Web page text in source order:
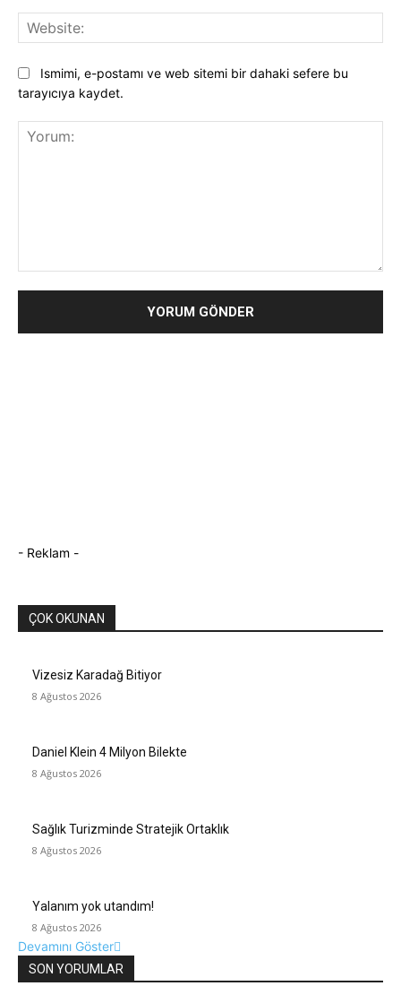
Ismimi, e-postamı ve web sitemi bir dahaki sefere bu
tarayıcıya kaydet.
- Reklam -
ÇOK OKUNAN
Vizesiz Karadağ Bitiyor
8 Ağustos 2026
Daniel Klein 4 Milyon Bilekte
8 Ağustos 2026
Sağlık Turizminde Stratejik Ortaklık
8 Ağustos 2026
Yalanım yok utandım!
8 Ağustos 2026
Devamını Göster
SON YORUMLAR